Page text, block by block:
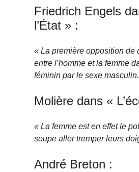
Friedrich Engels
l’État » :
« La première opposition de
entre l’homme et la femme
féminin par le sexe
Molière dans «
« La femme est en effet le
soupe aller tremper leurs
André Breton :